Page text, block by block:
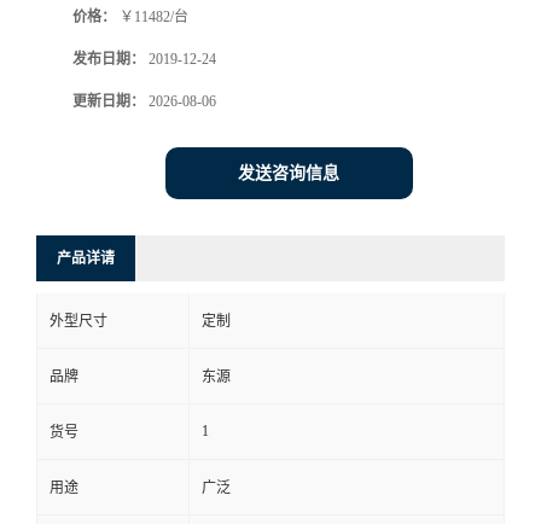
价格： ￥11482/台
发布日期： 2019-12-24
更新日期： 2026-08-06
发送咨询信息
产品详请
外型尺寸 定制
品牌 东源
货号 1
用途 广泛